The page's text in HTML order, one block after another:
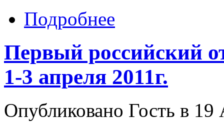
Подробнее
Первый российский
1-3 апреля 2011г.
Опубликовано Гость в